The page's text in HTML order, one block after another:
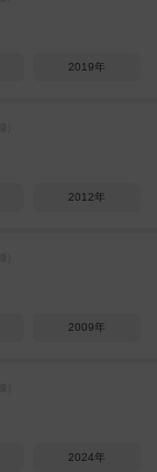
2019年
2012年
2009年
2024年